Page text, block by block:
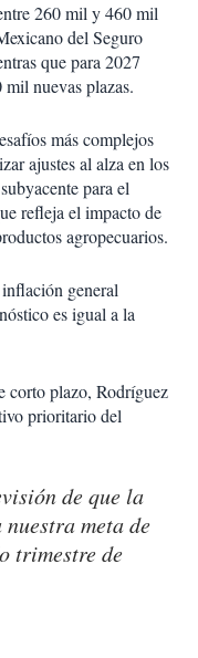
260 mil y 460 mil
del Seguro
que para 2027
nuevas plazas.
más complejos
ajustes al alza en los
para el
refleja el impacto de
agropecuarios.
general
es igual a la
corto plazo, Rodríguez
prioritario del
de que la
meta de
trimestre de